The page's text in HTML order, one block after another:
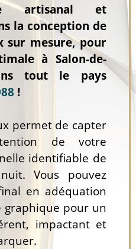
artisanal et
la conception de
sur mesure, pour
à Salon-de-
tout le pays
!
permet de capter
de votre
identifiable de
Vous pouvez
en adéquation
graphique pour un
impactant et